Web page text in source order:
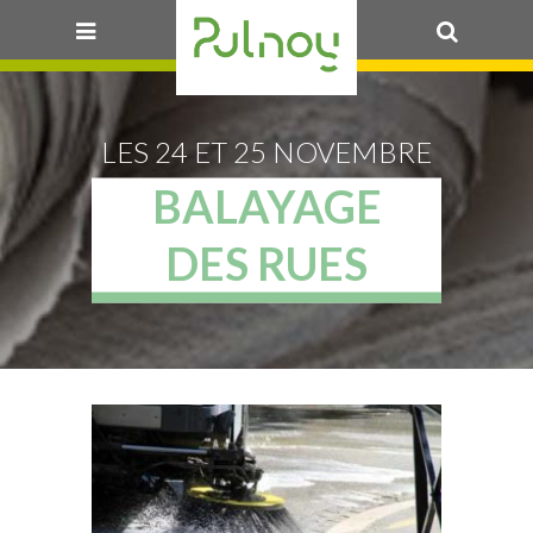
LES 24 ET 25 NOVEMBRE
BALAYAGE
DES RUES